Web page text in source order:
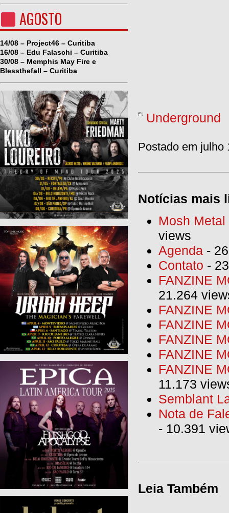
AGOSTO
14/08 – Project46 – Curitiba
16/08 – Edu Falaschi – Curitiba
30/08 – Memphis May Fire e
Blessthefall – Curitiba
Underground
Postado em julho
Notícias mais
Mosh
views
Agenda -
Contato -
FANZINE
21.264
FANZINE
FANZINE
FANZINE
FANZINE
FANZINE
11.173
Semblant
Nota de
- 10.391
Leia Também